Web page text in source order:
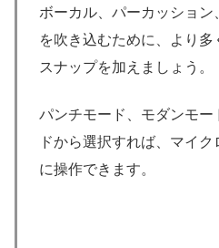
ボーカル、パーカッション
を吹き込むために、より多
スナップを加えましょう。
パンチモード、モダンモー
ドから選択すれば、マイ
に操作できます。